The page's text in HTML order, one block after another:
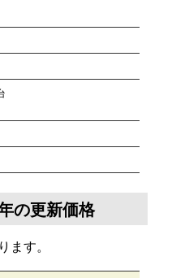
の更新価格
す。